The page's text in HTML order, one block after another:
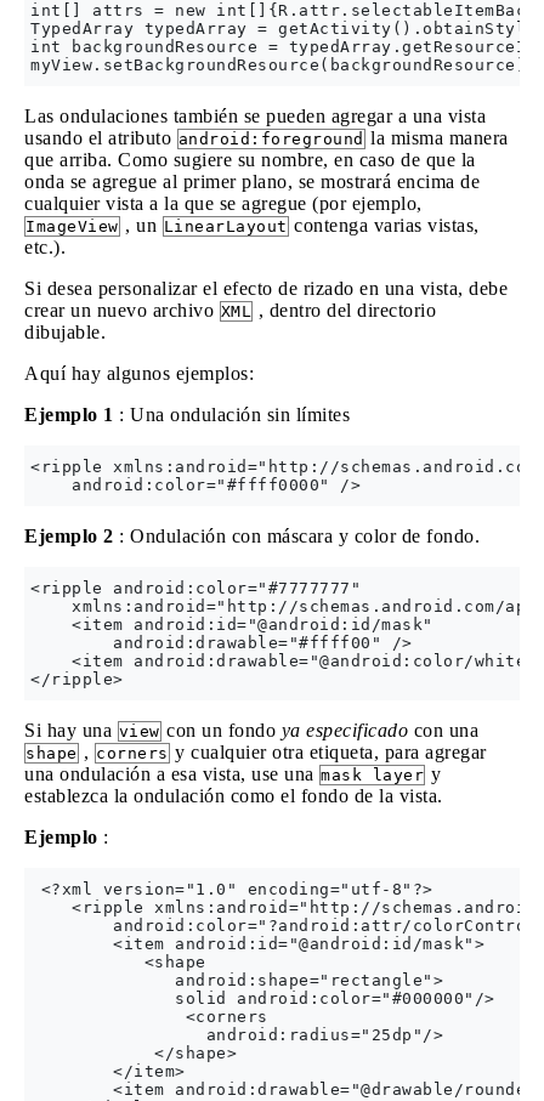
int[] attrs = new
TypedArray typedArray =
int backgroundResource =
Las ondulaciones también se pueden agregar a una vista
usando el atributo android:foreground la misma manera
que arriba. Como sugiere su nombre, en caso de que la
onda se agregue al primer plano, se mostrará encima de
cualquier vista a la que se agregue (por ejemplo,
ImageView , un LinearLayout contenga varias vistas,
etc.).
Si desea personalizar el efecto de rizado en una vista, debe
crear un nuevo archivo XML , dentro del directorio
dibujable.
Aquí hay algunos ejemplos:
Ejemplo 1 : Una ondulación sin límites
<ripple xmlns:android="http://
Ejemplo 2 : Ondulación con máscara y color de fondo.
<ripple android:color="#7777777"
xmlns:android="http://schemas.android.com/
    <item android:id="@android:id/mask"
        android:drawable="#ffff00" />
<item android:drawable="@android:color/
Si hay una view con un fondo ya especificado con una
shape , corners y cualquier otra etiqueta, para agregar
una ondulación a esa vista, use una mask layer y
establezca la ondulación como el fondo de la vista.
Ejemplo :
<?xml version="1.0" encoding="utf-8"?>
<ripple xmlns:android="http://
android:color="?android:attr/
        <item android:id="@android:id/mask">
           <shape
              android:shape="rectangle">
              solid android:color="#000000"/>
               <corners
                 android:radius="25dp"/>
            </shape>
        </item>
<item android:drawable="@drawable/